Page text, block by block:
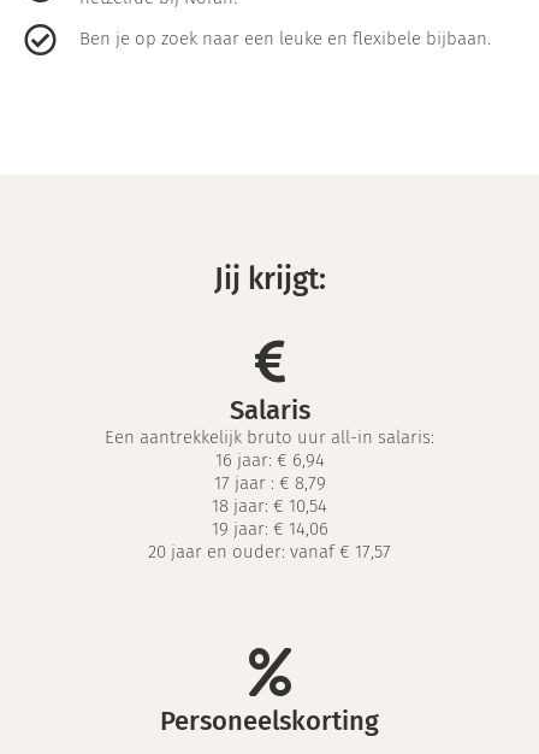
Ben je op zoek naar een leuke en flexibele bijbaan.
Jij krijgt:
Salaris
Een aantrekkelijk bruto uur all-in salaris:
16 jaar: € 6,94
17 jaar : € 8,79
18 jaar: € 10,54
19 jaar: € 14,06
20 jaar en ouder: vanaf € 17,57
Personeelskorting